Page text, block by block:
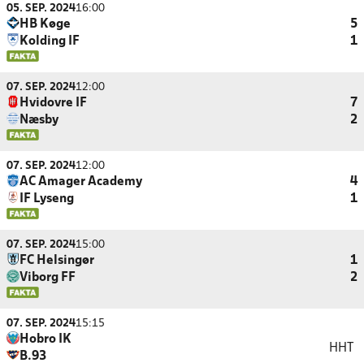
05. SEP. 202416:00
HB Køge
5
Kolding IF
1
07. SEP. 202412:00
Hvidovre IF
7
Næsby
2
07. SEP. 202412:00
AC Amager Academy
4
IF Lyseng
1
07. SEP. 202415:00
FC Helsingør
1
Viborg FF
2
07. SEP. 202415:15
Hobro IK
B.93
HHT